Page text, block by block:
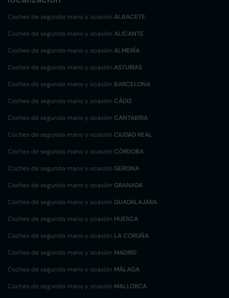
Coches de segunda mano y ocasión ALBACETE
Coches de segunda mano y ocasión ALICANTE
Coches de segunda mano y ocasión ALMERÍA
Coches de segunda mano y ocasión ASTURIAS
Coches de segunda mano y ocasión BARCELONA
Coches de segunda mano y ocasión CÁDIZ
Coches de segunda mano y ocasión CANTABRIA
Coches de segunda mano y ocasión CIUDAD REAL
Coches de segunda mano y ocasión CÓRDOBA
Coches de segunda mano y ocasión GERONA
Coches de segunda mano y ocasión GRANADA
Coches de segunda mano y ocasión GUADALAJARA
Coches de segunda mano y ocasión HUESCA
Coches de segunda mano y ocasión LA CORUÑA
Coches de segunda mano y ocasión MADRID
Coches de segunda mano y ocasión MÁLAGA
Coches de segunda mano y ocasión MALLORCA